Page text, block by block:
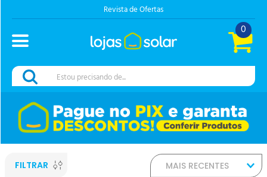
Revista de Ofertas
0
Estou precisando de...
FILTRAR MAIS RECENTES